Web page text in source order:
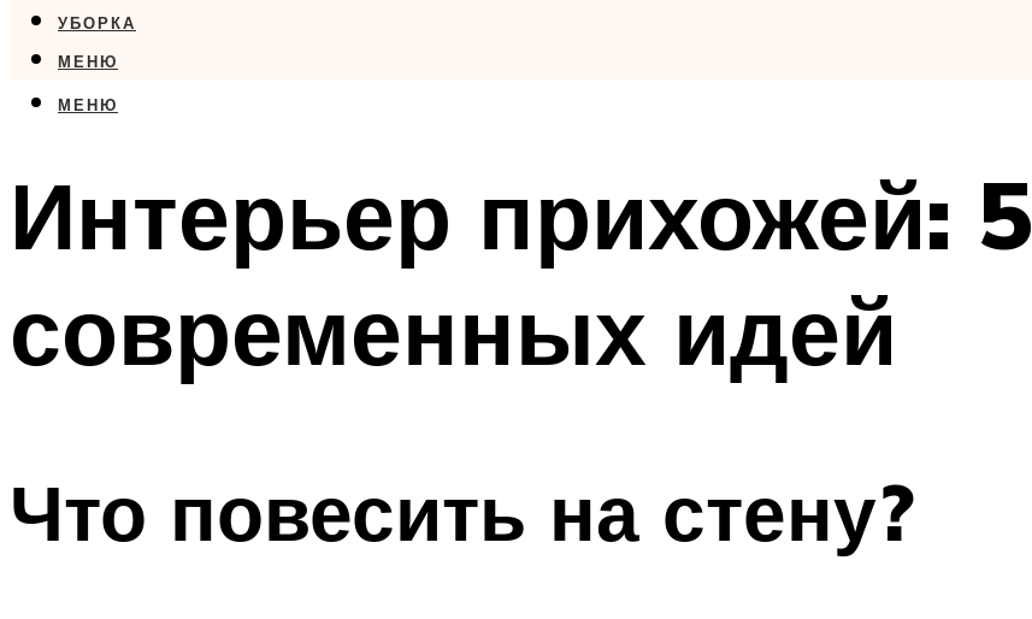
УБОРКА
МЕНЮ
МЕНЮ
Интерьер прихожей: 5
современных идей
Что повесить на стену?